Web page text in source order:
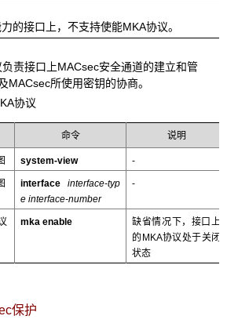
的接口上，不支持使能MKA协议。
责接口上MACsec安全通道的建立和管
MACsec所使用密钥的协商。
协议
命令 说明
system-view -
interface interface-typ
e interface-number
-
mka enable
缺省情况下，接口上
的MKA协议处于关闭
状态
保护